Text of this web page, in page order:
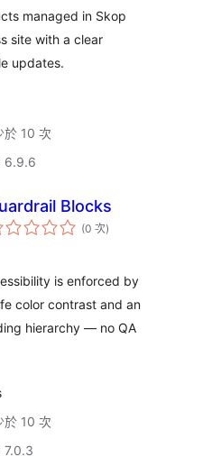
managed in Skop
site with a clear
updates.
於 10 次
6.9.6
Blocks
(0 次評
分)
is enforced by
color contrast and an
hierarchy — no QA
於 10 次
7.0.3